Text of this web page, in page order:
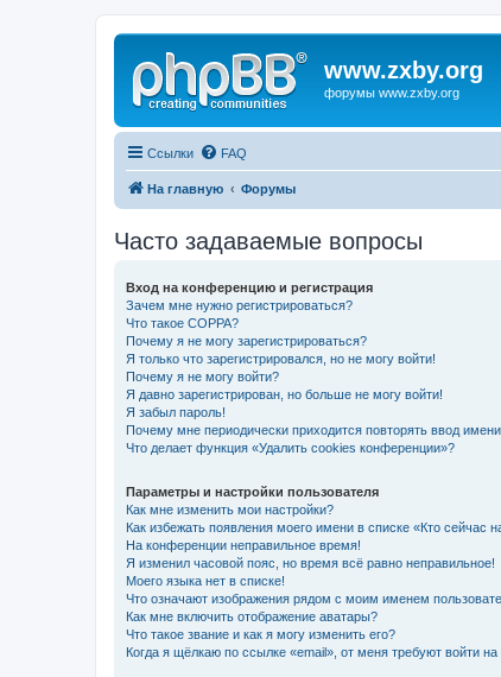
www.zxby.org
форумы www.zxby.org
Ссылки FAQ
На главную Форумы
Часто задаваемые вопросы
Вход на конференцию и регистрация
Зачем мне нужно регистрироваться?
Что такое COPPA?
Почему я не могу зарегистрироваться?
Я только что зарегистрировался, но не могу войти!
Почему я не могу войти?
Я давно зарегистрирован, но больше не могу войти!
Я забыл пароль!
Почему мне периодически приходится повторять ввод
Что делает функция «Удалить cookies конференции»?
Параметры и настройки пользователя
Как мне изменить мои настройки?
Как избежать появления моего имени в списке «Кто сейчас
На конференции неправильное время!
Я изменил часовой пояс, но время всё равно неправильное!
Моего языка нет в списке!
Что означают изображения рядом с моим именем
Как мне включить отображение аватары?
Что такое звание и как я могу изменить его?
Когда я щёлкаю по ссылке «email», от меня требуют войти